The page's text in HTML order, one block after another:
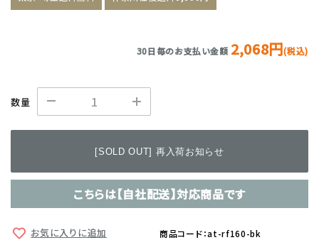
30日毎のお支払い金額 2,068円(税込)
数量
[SOLD OUT] 再入荷お知らせ
こちらは【自社配送】対応商品です
お気に入りに追加 商品コード：at-rf160-bk